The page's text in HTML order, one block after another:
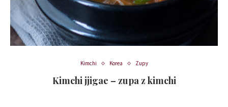
Kimchi Korea Zupy
Kimchi jjigae – zupa z kimchi